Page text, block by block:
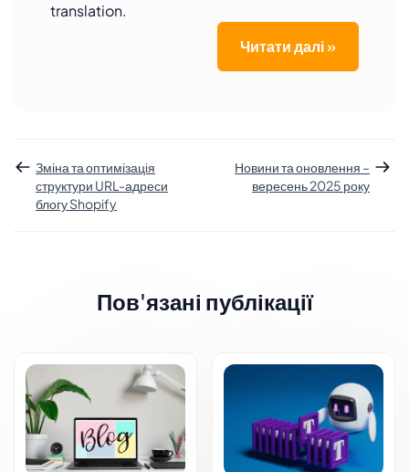
translation.
Читати далі »
Зміна та оптимізація
структури URL-адреси
блогу Shopify
Новини та оновлення –
вересень 2025 року
Пов'язані публікації